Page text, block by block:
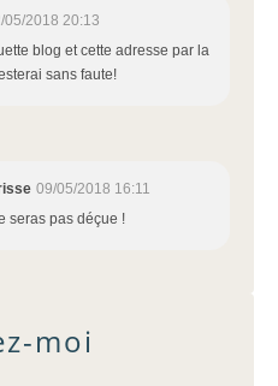
05/2018 20:13
blog et cette adresse par la
sans faute!
09/05/2018 16:11
seras pas déçue !
moi